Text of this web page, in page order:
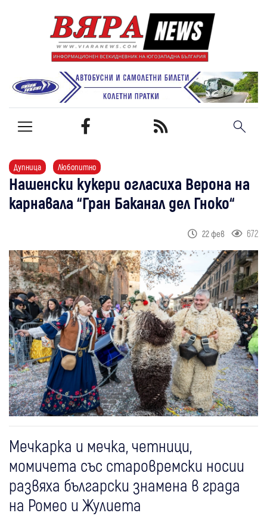
Дупница Любопитно
Нашенски кукери огласиха Верона на
карнавала “Гран Баканал дел Гноко“
22 фев 672
Мечкарка и мечка, четници,
момичета със старовремски носии
развяха български знамена в града
на Ромео и Жулиета